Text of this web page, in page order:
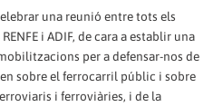
una reunió entre tots els
i ADIF, de cara a establir una
per a defensar-nos de
sobre el ferrocarril públic i sobre
i ferroviàries, i de la